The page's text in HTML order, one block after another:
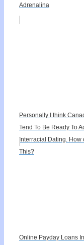
Adrenalina
Personally I think
Tend To Be Ready To
Interracial Dating. How
This?
Online Payday Loans In